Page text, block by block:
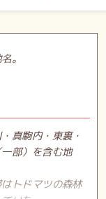
。
真駒内・東裏・
部）を含む地
トドマツの森林